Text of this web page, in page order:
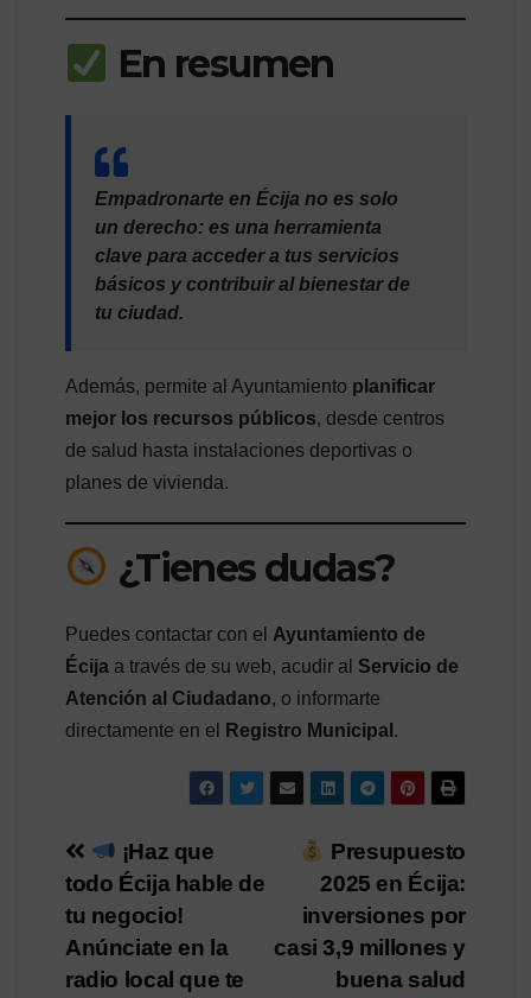
En resumen
Empadronarte en Écija no es solo
un derecho: es una herramienta
clave para acceder a tus servicios
básicos y contribuir al bienestar de
tu ciudad.
Además, permite al Ayuntamiento planificar
mejor los recursos públicos, desde centros
de salud hasta instalaciones deportivas o
planes de vivienda.
¿Tienes dudas?
Puedes contactar con el Ayuntamiento de
Écija a través de su web, acudir al Servicio de
Atención al Ciudadano, o informarte
directamente en el
Registro Municipal .
Navegación
de
entradas
Presupuesto
2025 en Écija:
inversiones por
casi 3,9 millones y
buena salud
¡Haz que
todo Écija hable de
tu negocio!
Anúnciate en la
radio local que te